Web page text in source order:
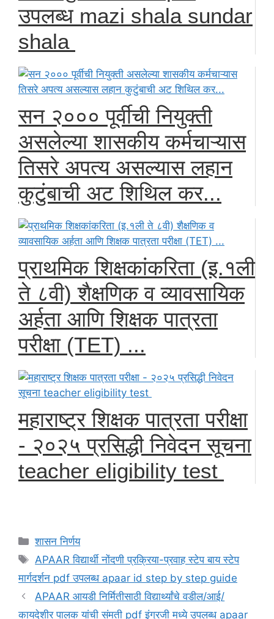
उपलब्ध mazi shala sundar
shala
सन २००० पूर्वीची नियुक्ती
असलेल्या शासकीय कर्मचाऱ्यास
तिसरे अपत्य असल्यास लहान
कुटुंबाची अट शिथिल कर...
प्राथमिक शिक्षकांकरिता (इ.१ली
ते ८वी) शैक्षणिक व व्यावसायिक
अर्हता आणि शिक्षक पात्रता
परीक्षा (TET) ...
महाराष्ट्र शिक्षक पात्रता परीक्षा
- २०२५ प्रसिद्धी निवेदन सूचना
teacher eligibility test
Categories
शासन निर्णय
Tags
APAAR विद्यार्थी नोंदणी प्रक्रिया-प्रवाह स्टेप बाय स्टेप
मार्गदर्शन pdf उपलब्ध apaar id step by step guide
APAAR आयडी निर्मितीसाठी विद्यार्थ्यांचे वडील/आई/
कायदेशीर पालक यांची संमती pdf इंग्रजी मध्ये उपलब्ध apaar